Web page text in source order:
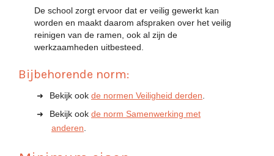
De school zorgt ervoor dat er veilig gewerkt kan
worden en maakt daarom afspraken over het veilig
reinigen van de ramen, ook al zijn de
werkzaamheden uitbesteed.
Bijbehorende norm:
Bekijk ook de normen Veiligheid derden
Bekijk ook de norm Samenwerking met
anderen